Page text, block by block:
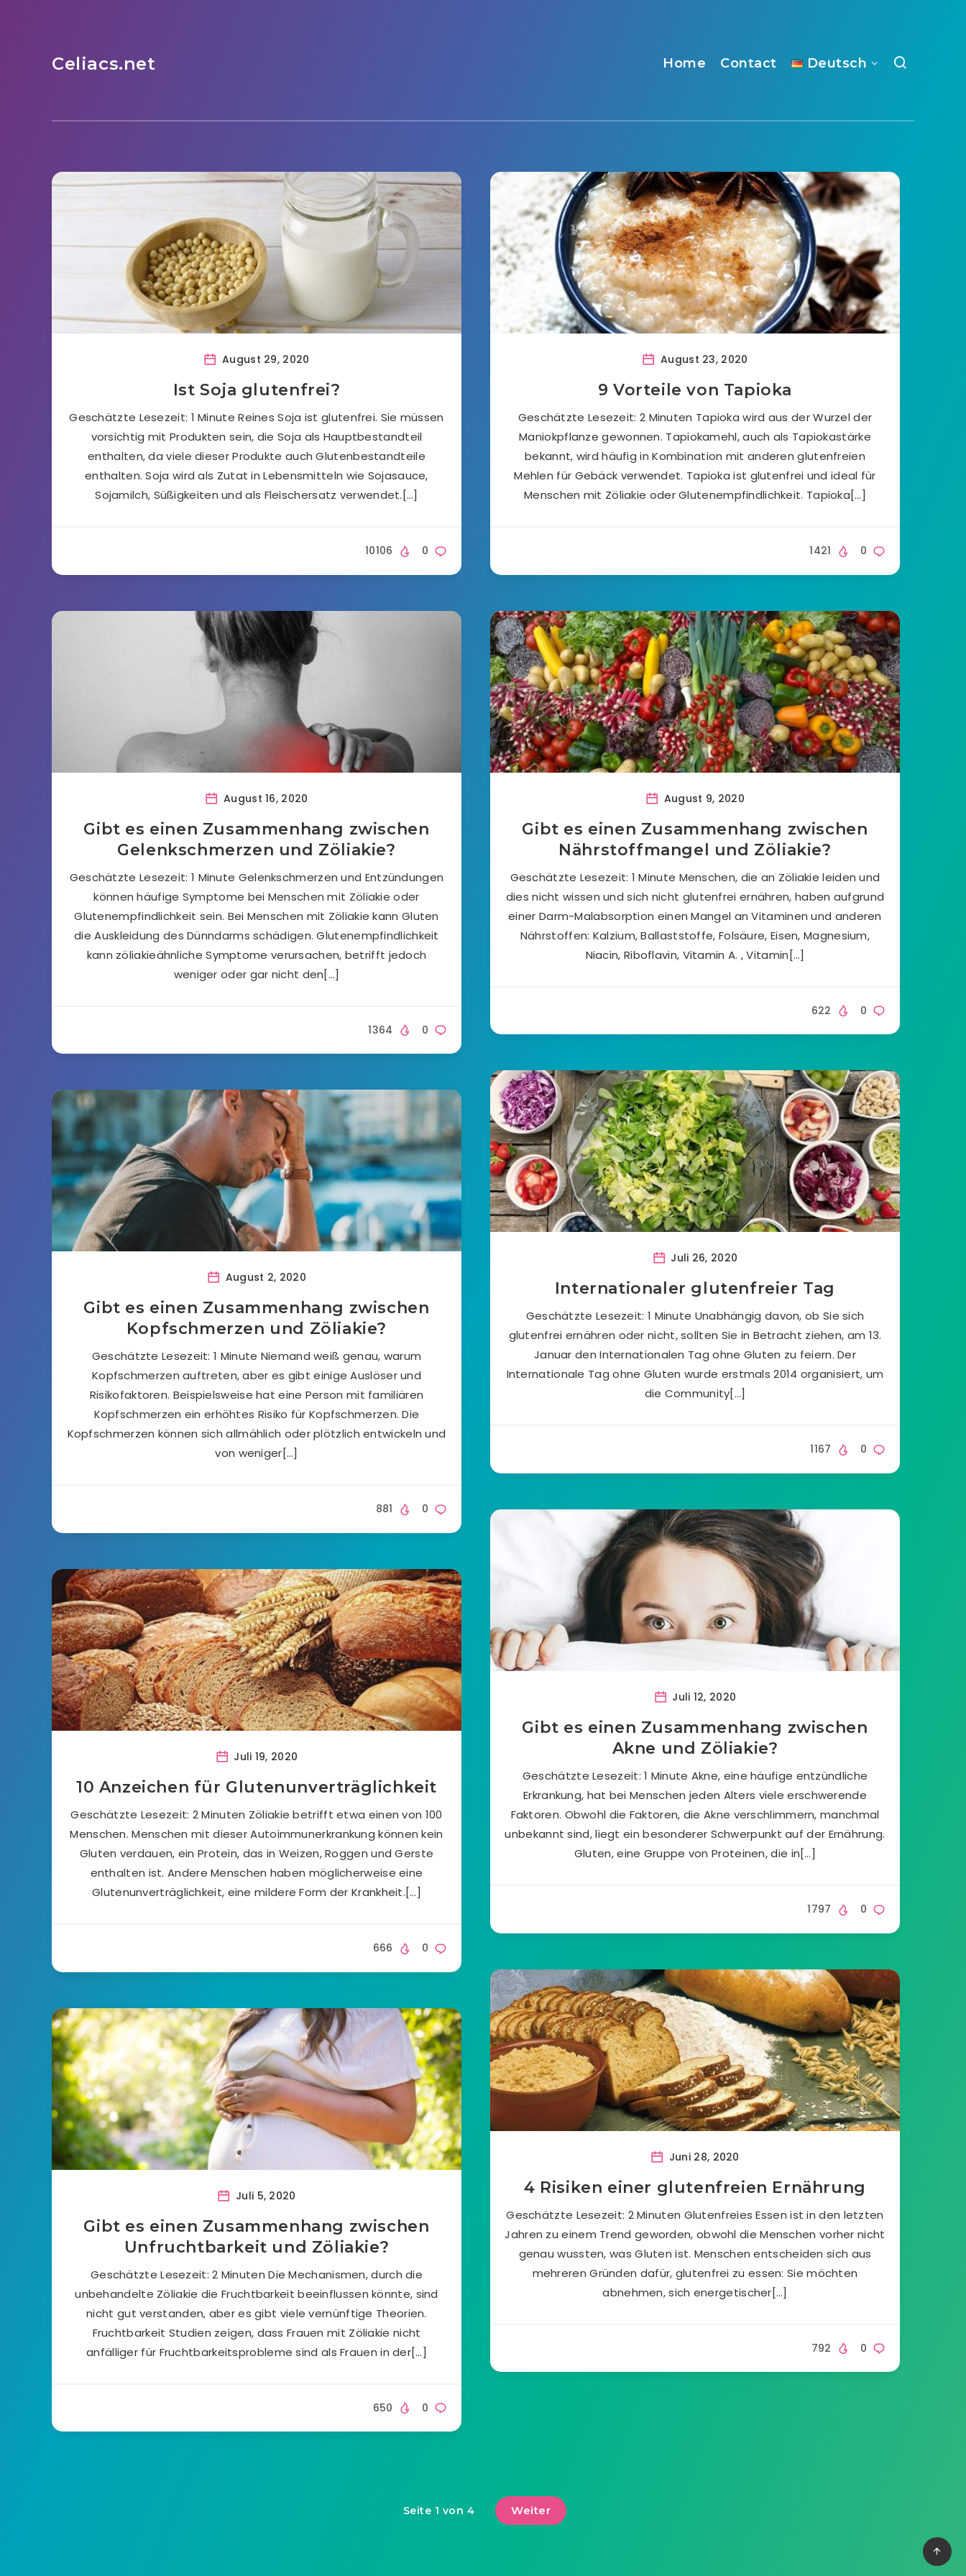
Celiacs.net Home Contact Deutsch
August 29, 2020
Ist Soja glutenfrei?
Geschätzte Lesezeit: 1 Minute Reines Soja ist glutenfrei. Sie müssen
vorsichtig mit Produkten sein, die Soja als Hauptbestandteil
enthalten, da viele dieser Produkte auch Glutenbestandteile
enthalten. Soja wird als Zutat in Lebensmitteln wie Sojasauce,
Sojamilch, Süßigkeiten und als Fleischersatz verwendet.[…]
0
10106
August 23, 2020
9 Vorteile von Tapioka
Geschätzte Lesezeit: 2 Minuten Tapioka wird aus der Wurzel der
Maniokpflanze gewonnen. Tapiokamehl, auch als Tapiokastärke
bekannt, wird häufig in Kombination mit anderen glutenfreien
Mehlen für Gebäck verwendet. Tapioka ist glutenfrei und ideal für
Menschen mit Zöliakie oder Glutenempfindlichkeit. Tapioka[…]
0
1421
August 16, 2020
Gibt es einen Zusammenhang zwischen
Gelenkschmerzen und Zöliakie?
Geschätzte Lesezeit: 1 Minute Gelenkschmerzen und Entzündungen
können häufige Symptome bei Menschen mit Zöliakie oder
Glutenempfindlichkeit sein. Bei Menschen mit Zöliakie kann Gluten
die Auskleidung des Dünndarms schädigen. Glutenempfindlichkeit
kann zöliakieähnliche Symptome verursachen, betrifft jedoch
weniger oder gar nicht den[…]
0
1364
August 9, 2020
Gibt es einen Zusammenhang zwischen
Nährstoffmangel und Zöliakie?
Geschätzte Lesezeit: 1 Minute Menschen, die an Zöliakie leiden und
dies nicht wissen und sich nicht glutenfrei ernähren, haben aufgrund
einer Darm-Malabsorption einen Mangel an Vitaminen und anderen
Nährstoffen: Kalzium, Ballaststoffe, Folsäure, Eisen, Magnesium,
Niacin, Riboflavin, Vitamin A. , Vitamin[…]
0
622
August 2, 2020
Gibt es einen Zusammenhang zwischen
Kopfschmerzen und Zöliakie?
Geschätzte Lesezeit: 1 Minute Niemand weiß genau, warum
Kopfschmerzen auftreten, aber es gibt einige Auslöser und
Risikofaktoren. Beispielsweise hat eine Person mit familiären
Kopfschmerzen ein erhöhtes Risiko für Kopfschmerzen. Die
Kopfschmerzen können sich allmählich oder plötzlich entwickeln und
von weniger[…]
0
881
Juli 26, 2020
Internationaler glutenfreier Tag
Geschätzte Lesezeit: 1 Minute Unabhängig davon, ob Sie sich
glutenfrei ernähren oder nicht, sollten Sie in Betracht ziehen, am 13.
Januar den Internationalen Tag ohne Gluten zu feiern. Der
Internationale Tag ohne Gluten wurde erstmals 2014 organisiert, um
die Community[…]
0
1167
Juli 19, 2020
10 Anzeichen für Glutenunverträglichkeit
Geschätzte Lesezeit: 2 Minuten Zöliakie betrifft etwa einen von 100
Menschen. Menschen mit dieser Autoimmunerkrankung können kein
Gluten verdauen, ein Protein, das in Weizen, Roggen und Gerste
enthalten ist. Andere Menschen haben möglicherweise eine
Glutenunverträglichkeit, eine mildere Form der Krankheit.[…]
0
666
Juli 12, 2020
Gibt es einen Zusammenhang zwischen
Akne und Zöliakie?
Geschätzte Lesezeit: 1 Minute Akne, eine häufige entzündliche
Erkrankung, hat bei Menschen jeden Alters viele erschwerende
Faktoren. Obwohl die Faktoren, die Akne verschlimmern, manchmal
unbekannt sind, liegt ein besonderer Schwerpunkt auf der Ernährung.
Gluten, eine Gruppe von Proteinen, die in[…]
0
1797
Juli 5, 2020
Gibt es einen Zusammenhang zwischen
Unfruchtbarkeit und Zöliakie?
Geschätzte Lesezeit: 2 Minuten Die Mechanismen, durch die
unbehandelte Zöliakie die Fruchtbarkeit beeinflussen könnte, sind
nicht gut verstanden, aber es gibt viele vernünftige Theorien.
Fruchtbarkeit Studien zeigen, dass Frauen mit Zöliakie nicht
anfälliger für Fruchtbarkeitsprobleme sind als Frauen in der[…]
0
650
Juni 28, 2020
4 Risiken einer glutenfreien Ernährung
Geschätzte Lesezeit: 2 Minuten Glutenfreies Essen ist in den letzten
Jahren zu einem Trend geworden, obwohl die Menschen vorher nicht
genau wussten, was Gluten ist. Menschen entscheiden sich aus
mehreren Gründen dafür, glutenfrei zu essen: Sie möchten
abnehmen, sich energetischer[…]
0
792
Seite 1 von 4 Weiter